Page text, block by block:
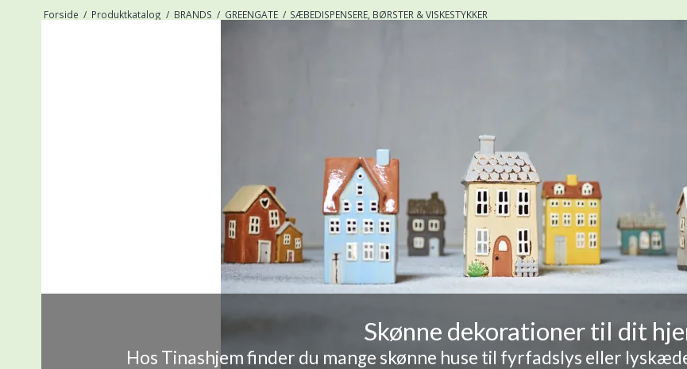
Forside / Produktkatalog / BRANDS / GREENGATE / SÆBEDISPENSERE, BØRSTER & VISKESTYKKER
Skønne dekorationer til dit
Hos Tinashjem finder du mange skønne huse til fyrfadslys eller